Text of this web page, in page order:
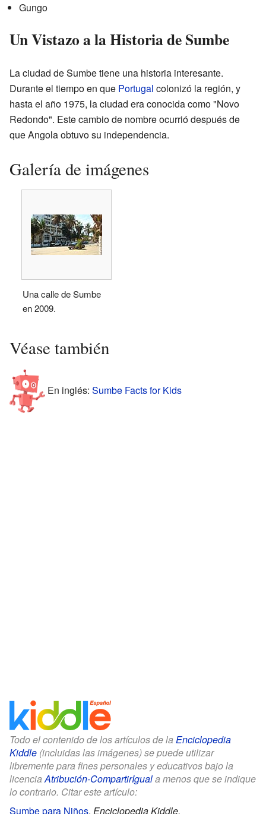
Gungo
Un Vistazo a la Historia de Sumbe
La ciudad de Sumbe tiene una historia interesante.
Durante el tiempo en que Portugal colonizó la región, y
hasta el año 1975, la ciudad era conocida como "Novo
Redondo". Este cambio de nombre ocurrió después de
que Angola obtuvo su independencia.
Galería de imágenes
Una calle de Sumbe
en 2009.
Véase también
En inglés: Sumbe Facts for Kids
Todo el contenido de los artículos de la Enciclopedia
Kiddle (incluidas las imágenes) se puede utilizar
libremente para fines personales y educativos bajo la
licenciaAtribución-CompartirIguala menos que se indique
lo contrario. Citar este artículo:
Sumbe para Niños. Enciclopedia Kiddle.